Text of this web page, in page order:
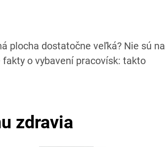
plocha dostatočne veľká? Nie sú na
o vybavení pracovísk: takto
zdravia